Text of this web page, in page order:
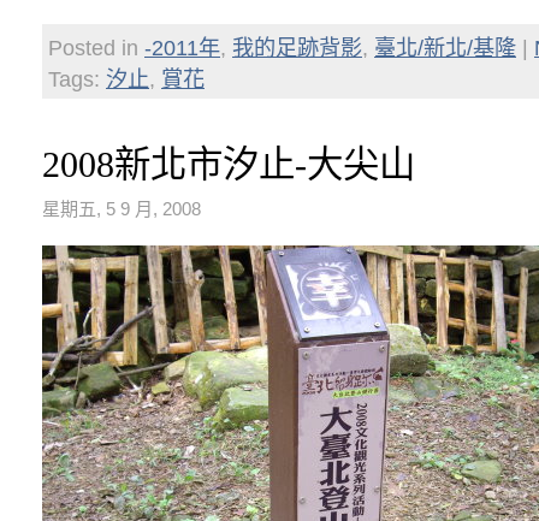
Posted in -2011年, 我的足跡背影, 臺北/新北/基隆
Tags: 汐止, 賞花
2008新北市汐止-大尖山
星期五, 5 9 月, 2008